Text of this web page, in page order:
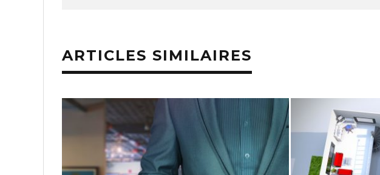
ARTICLES SIMILAIRES